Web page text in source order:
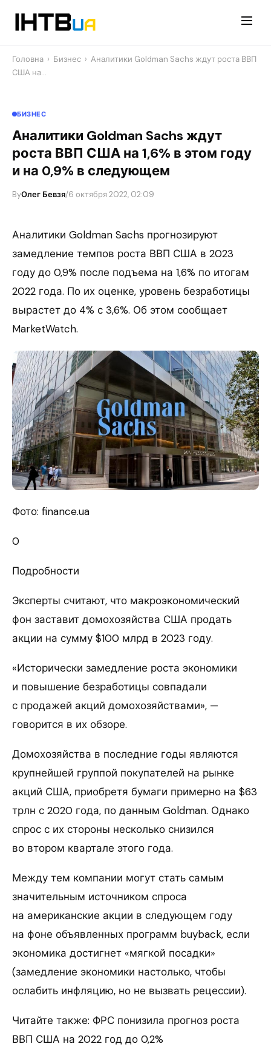
Головна › Бизнес › Аналитики Goldman Sachs ждут роста ВВП
США на…
БИЗНЕС
Аналитики Goldman Sachs ждут
роста ВВП США на 1,6% в этом году
и на 0,9% в следующем
ByОлег Бевзя/6 октября 2022, 02:09
Аналитики Goldman Sachs прогнозируют
замедление темпов роста ВВП США в 2023
году до 0,9% после подъема на 1,6% по итогам
2022 года. По их оценке, уровень безработицы
вырастет до 4% с 3,6%. Об этом сообщает
MarketWatch.
Фото: finance.ua
0
Подробности
Эксперты считают, что макроэкономический
фон заставит домохозяйства США продать
акции на сумму $100 млрд в 2023 году.
«Исторически замедление роста экономики
и повышение безработицы совпадали
с продажей акций домохозяйствами», —
говорится в их обзоре.
Домохозяйства в последние годы являются
крупнейшей группой покупателей на рынке
акций США, приобретя бумаги примерно на $63
трлн с 2020 года, по данным Goldman. Однако
спрос с их стороны несколько снизился
во втором квартале этого года.
Между тем компании могут стать самым
значительным источником спроса
на американские акции в следующем году
на фоне объявленных программ buyback, если
экономика достигнет «мягкой посадки»
(замедление экономики настолько, чтобы
ослабить инфляцию, но не вызвать рецессии).
Читайте также: ФРС понизила прогноз роста
ВВП США на 2022 год до 0,2%